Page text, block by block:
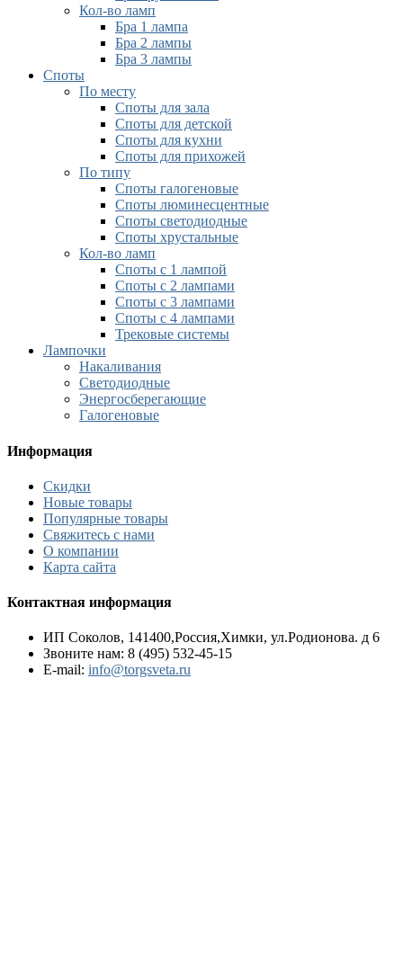
Кол-во ламп
Бра 1 лампа
Бра 2 лампы
Бра 3 лампы
Споты
По месту
Споты для зала
Споты для детской
Споты для кухни
Споты для прихожей
По типу
Споты галогеновые
Споты люминесцентные
Споты светодиодные
Споты хрустальные
Кол-во ламп
Споты с 1 лампой
Споты с 2 лампами
Споты с 3 лампами
Споты с 4 лампами
Трековые системы
Лампочки
Накаливания
Светодиодные
Энергосберегающие
Галогеновые
Информация
Скидки
Новые товары
Популярные товары
Свяжитесь с нами
О компании
Карта сайта
Контактная информация
ИП Соколов, 141400,Россия,Химки, ул.Родионова. д 6
Звоните нам: 8 (495) 532-45-15
E-mail: info@torgsveta.ru